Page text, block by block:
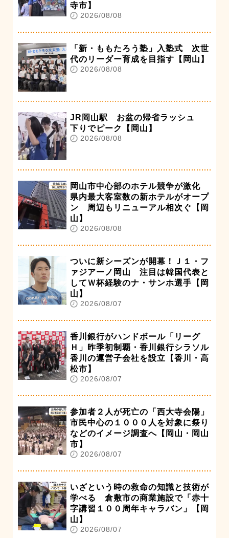
寺市】
2026/08/08
「新・ももたろう塾」入塾式 次世
代のリーダー育成を目指す【岡山】
2026/08/08
JR岡山駅 お盆の帰省ラッシュ
下りでピーク【岡山】
2026/08/08
岡山市中心部のホテル競争が激化
県内最大客室数の新ホテルがオープ
ン 周辺もリニューアル相次ぐ【岡
山】
2026/08/08
ついに新シーズンが開幕！Ｊ１・フ
ァジアーノ岡山 注目は韓国代表と
してＷ杯経験のナ・サンホ選手【岡
山】
2026/08/07
香川銀行がハンドボール「リーグ
Ｈ」昨季初制覇・香川銀行シラソル
香川の運営子会社を設立【香川・高
松市】
2026/08/07
参加者２人が死亡の「西大寺会陽」
市民中心の１０００人を対象に祭り
などのイメージ調査へ【岡山・岡山
市】
2026/08/07
いざという時の救命の知識と技術が
学べる 倉敷市の商業施設で「赤十
字講習１００周年キャラバン」【岡
山】
2026/08/07